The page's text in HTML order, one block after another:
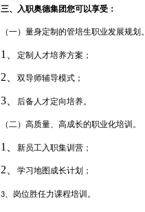
三、入职奥德集团您可以享受：
（一）量身定制的管培生职业发展规划
1、 定制人才培养方案；
2、 双导师辅导模式；
3、 后备人才定向培养。
（二）高质量、高成长的职业化培训。
1、 新员工入职集训营；
2、 学习地图成长计划；
3 、岗位胜任力课程培训。